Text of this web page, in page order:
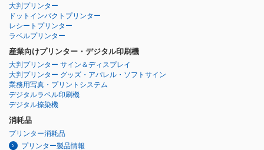
大判プリンター
ドットインパクトプリンター
レシートプリンター
ラベルプリンター
産業向けプリンター・デジタル印刷機
大判プリンター サイン＆ディスプレイ
大判プリンター グッズ・アパレル・ソフトサイン
業務用写真・プリントシステム
デジタルラベル印刷機
デジタル捺染機
消耗品
プリンター消耗品
プリンター製品情報